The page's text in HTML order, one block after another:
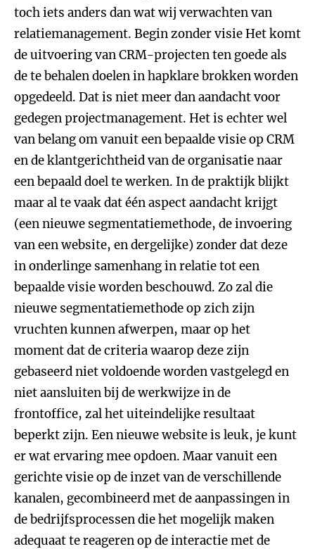
toch iets anders dan wat wij verwachten van
relatiemanagement. Begin zonder visieHet komt
de uitvoering van CRM-projecten ten goede als
de te behalen doelen in hapklare brokken worden
opgedeeld. Dat is niet meer dan aandacht voor
gedegen projectmanagement. Het is echter wel
van belang om vanuit een bepaalde visie op CRM
en de klantgerichtheid van de organisatie naar
een bepaald doel te werken. In de praktijk blijkt
maar al te vaak dat één aspect aandacht krijgt
(een nieuwe segmentatiemethode, de invoering
van een website, en dergelijke) zonder dat deze
in onderlinge samenhang in relatie tot een
bepaalde visie worden beschouwd. Zo zal die
nieuwe segmentatiemethode op zich zijn
vruchten kunnen afwerpen, maar op het
moment dat de criteria waarop deze zijn
gebaseerd niet voldoende worden vastgelegd en
niet aansluiten bij de werkwijze in de
frontoffice, zal het uiteindelijke resultaat
beperkt zijn. Een nieuwe website is leuk, je kunt
er wat ervaring mee opdoen. Maar vanuit een
gerichte visie op de inzet van de verschillende
kanalen, gecombineerd met de aanpassingen in
de bedrijfsprocessen die het mogelijk maken
adequaat te reageren op de interactie met de